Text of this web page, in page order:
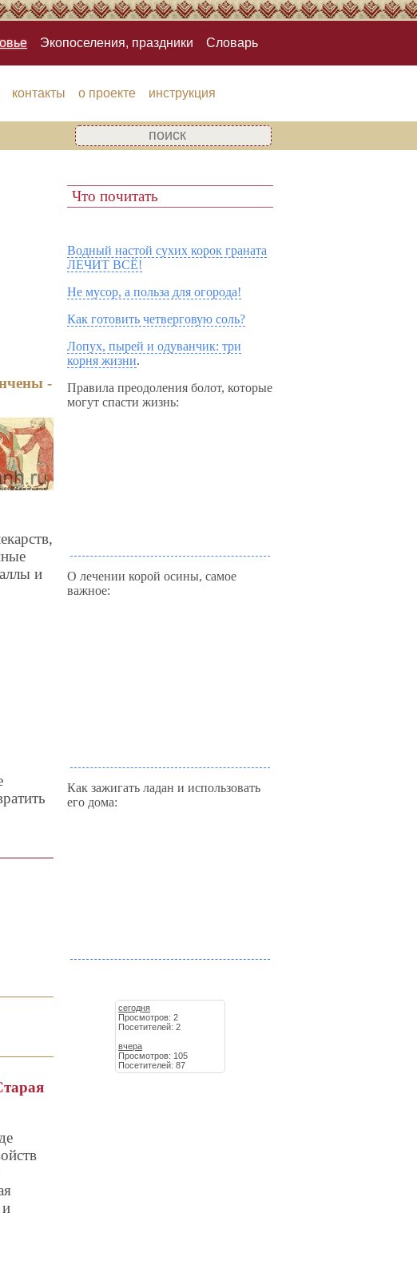
Экопоселения, праздники Словарь
контакты о проекте инструкция
-
и
Что почитать
Водный настой сухих корок граната
ЛЕЧИТ ВСЁ!
Не мусор, а польза для огорода!
Как готовить четверговую соль?
Лопух, пырей и одуванчик: три
корня жизни.
Правила преодоления болот, которые
могут спасти жизнь:
О лечении корой осины, самое
важное:
Как зажигать ладан и использовать
его дома:
сегодня
Просмотров: 2
Посетителей: 2
вчера
Просмотров: 105
Посетителей: 87